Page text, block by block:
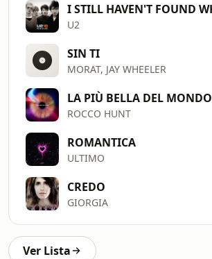
U2
SIN TI
MORAT, JAY WHEELER
LA PIÙ BELLA DEL MONDO
ROCCO HUNT
ROMANTICA
ULTIMO
CREDO
GIORGIA
Ver Lista